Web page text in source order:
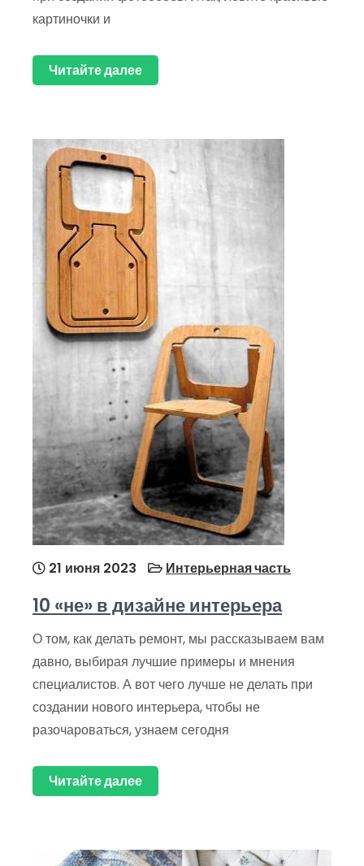
картиночки и
Читайте далее
21 июня 2023 Интерьерная часть
10 «не» в дизайне интерьера
О том, как делать ремонт, мы рассказываем вам
давно, выбирая лучшие примеры и мнения
специалистов. А вот чего лучше не делать при
создании нового интерьера, чтобы не
разочароваться, узнаем сегодня
Читайте далее